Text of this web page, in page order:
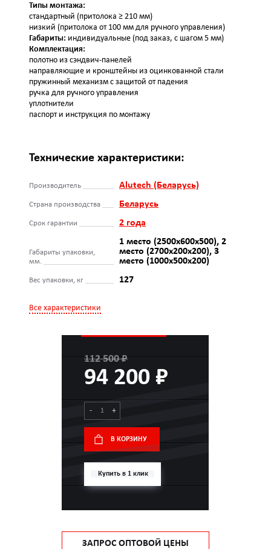
Типы монтажа:
стандартный (притолока ≥ 210 мм)
низкий (притолока от 100 мм для ручного управления)
Габариты: индивидуальные (под заказ, с шагом 5 мм)
Комплектация:
полотно из сэндвич‑панелей
направляющие и кронштейны из оцинкованной стали
пружинный механизм с защитой от падения
ручка для ручного управления
уплотнители
паспорт и инструкция по монтажу
Технические характеристики:
Производитель Alutech (Беларусь)
Страна производства Беларусь
Срок гарантии 2 года
Габариты упаковки,
мм.
1 место (2500х600х500), 2
место (2700х200х200), 3
место (1000х500х200)
Вес упаковки, кг 127
Все характеристики
112 500 ₽
94 200 ₽
- +
В КОРЗИНУ
Купить в 1 клик
ЗАПРОС ОПТОВОЙ ЦЕНЫ